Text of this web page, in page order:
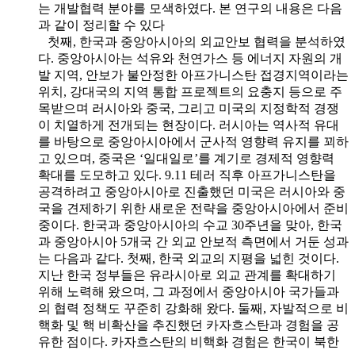
는 개발협력 분야를 모색하였다. 본 연구의 내용은 다음
과 같이 정리할 수 있다
첫째, 한국과 중앙아시아의 외교안보 협력을 분석하였
다. 중앙아시아는 석유와 천연가스 등 에너지 자원의 개
발 지역, 안보가 불안정한 아프가니스탄 접경지역이라는
위치, 강대국의 지역 통합 프로젝트의 요충지 등으로 주
목받으며 러시아와 중국, 그리고 미국의 지정학적 경쟁
이 치열하게 전개되는 현장이다. 러시아는 역사적 유대
를 바탕으로 중앙아시아에서 군사적 영향력 유지를 꾀하
고 있으며, 중국은 ‘일대일로’를 계기로 경제적 영향력
확대를 도모하고 있다. 9.11 테러 직후 아프가니스탄을
공격하려고 중앙아시아로 진출했던 미국은 러시아와 중
국을 견제하기 위한 새로운 전략을 중앙아시아에서 준비
중이다. 한국과 중앙아시아의 수교 30주년을 맞아, 한국
과 중앙아시아 5개국 간 외교 안보적 측면에서 거둔 성과
는 다음과 같다. 첫째, 한국 외교의 지평을 넓힌 것이다.
지난 한국 정부들은 유라시아로 외교 관계를 확대하기
위해 노력해 왔으며, 그 과정에서 중앙아시아 국가들과
의 협력 정책도 꾸준히 강화해 왔다. 둘째, 자발적으로 비
핵화 및 핵 비확산을 추진했던 카자흐스탄과 경험을 공
유한 점이다. 카자흐스탄의 비핵화 경험은 한국이 북한